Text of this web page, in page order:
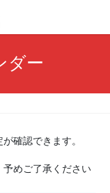
ダー
確認できます。
めご了承ください